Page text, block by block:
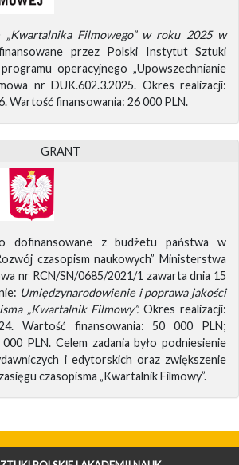
„Kwartalnika Filmowego” w roku 2025 w
przez Polski Instytut Sztuki
operacyjnego „Upowszechnianie
nr DUK.602.3.2025. Okres realizacji:
Wartość finansowania: 26 000 PLN.
GRANT
dofinansowane z budżetu państwa w
czasopism naukowych” Ministerstwa
nr RCN/SN/0685/2021/1 zawarta dnia 15
Umiędzynarodowienie i poprawa jakości
„Kwartalnik Filmowy”.Okres realizacji:
Wartość finansowania: 50 000 PLN;
PLN. Celem zadania było podniesienie
i edytorskich oraz zwiększenie
czasopisma „Kwartalnik Filmowy”.